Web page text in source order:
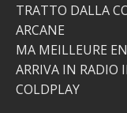
TRATTO DALLA
ARCANE
MA MEILLEURE
ARRIVA IN RADIO
COLDPLAY